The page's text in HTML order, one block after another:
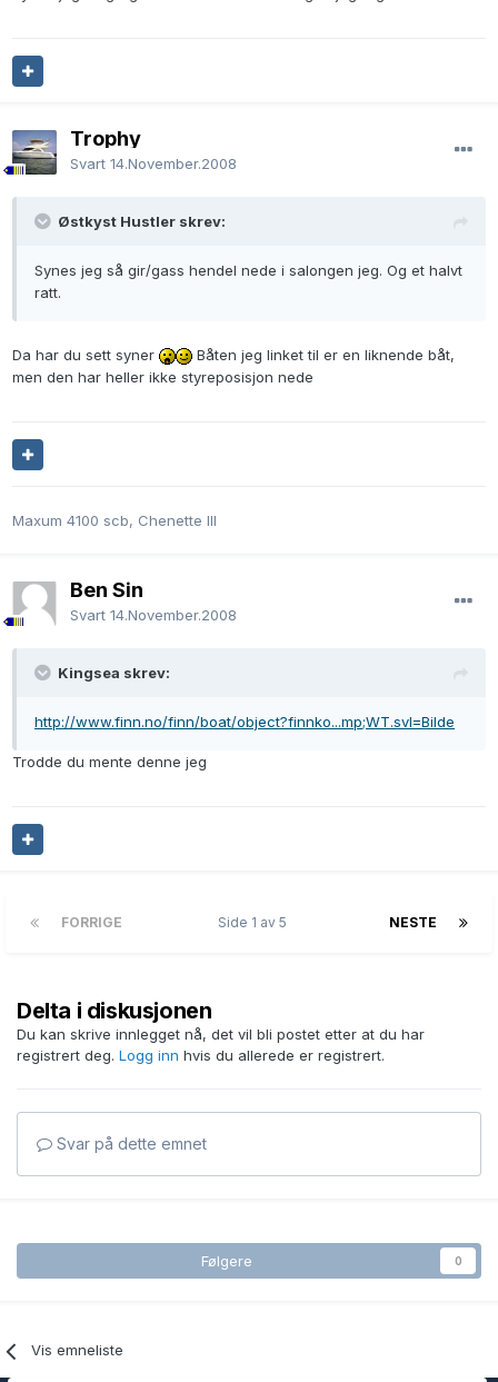
Trophy
Svart 14.November.2008
Østkyst Hustler skrev:
Synes jeg så gir/gass hendel nede i salongen jeg. Og et halvt
ratt.
Da har du sett syner
Båten jeg linket til er en liknende båt,
men den har heller ikke styreposisjon nede
Maxum 4100 scb, Chenette III
Ben Sin
Svart 14.November.2008
Kingsea skrev:
http://www.finn.no/finn/boat/object?finnko...mp;WT.svl=Bilde
Trodde du mente denne jeg
FORRIGE NESTE
Side 1 av 5
Delta i diskusjonen
Du kan skrive innlegget nå, det vil bli postet etter at du har
registrert deg. Logg inn hvis du allerede er registrert.
Svar på dette emnet
Følgere 0
Vis emneliste